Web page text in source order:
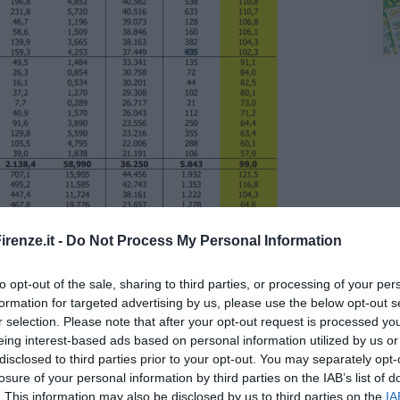
- Do Not Process My Personal Information
opt-out of the sale, sharing to third parties, or processing of your
for targeted advertising by us, please use the below opt-out
selection. Please note that after your opt-out request is processed
interest-based ads based on personal information utilized by us
to third parties prior to your opt-out. You may separately
of your personal information by third parties on the IAB’s list of
This information may also be disclosed by us to third parties on the
registra una media quotidiana di 210,6 euro pro capite. Di
e produttività giornaliera per unità di lavoro full time
lavoro
unità lavoro
lavoro
lavoro